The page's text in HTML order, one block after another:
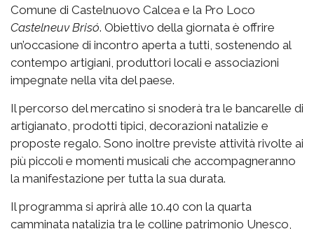
Comune di Castelnuovo Calcea e la Pro Loco
Castelneuv Brisó. Obiettivo della giornata è offrire
un’occasione di incontro aperta a tutti, sostenendo al
contempo artigiani, produttori locali e associazioni
impegnate nella vita del paese.
Il percorso del mercatino si snoderà tra le bancarelle di
artigianato, prodotti tipici, decorazioni natalizie e
proposte regalo. Sono inoltre previste attività rivolte ai
più piccoli e momenti musicali che accompagneranno
la manifestazione per tutta la sua durata.
Il programma si aprirà alle 10.40 con la quarta
camminata natalizia tra le colline patrimonio Unesco,